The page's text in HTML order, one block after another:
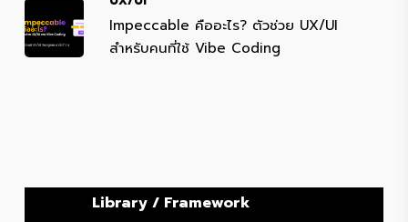
Impeccable คืออะไร? ตัวช่วย UX/UI
สำหรับคนที่ใช้ Vibe Coding
Library / Framework